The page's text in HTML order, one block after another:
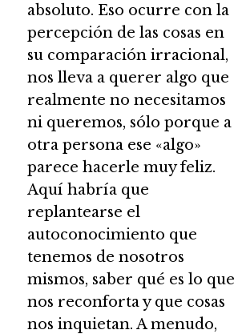
absoluto. Eso ocurre con la
percepción de las cosas en
su comparación irracional,
nos lleva a querer algo que
realmente no necesitamos
ni queremos, sólo porque a
otra persona ese «algo»
parece hacerle muy feliz.
Aquí habría que
replantearse el
autoconocimiento que
tenemos de nosotros
mismos, saber qué es lo que
nos reconforta y que cosas
nos inquietan. A menudo,